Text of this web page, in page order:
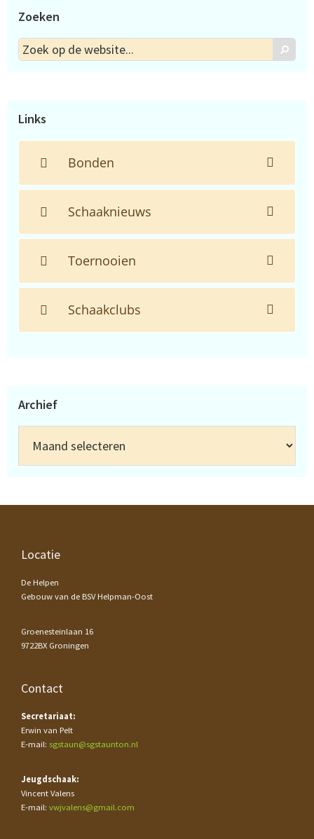
Zoeken
Zoek
op
Zoek
Links
Bonden
Schaaknieuws
Toernooien
Schaakclubs
Archief
Footer
Locatie
De Helpen
Gebouw van de BSV Helpman-Oost
Groenesteinlaan 16
9722BX Groningen
Contact
Secretariaat:
Erwin van Pelt
E-mail: sgstaun@sgstaunton.nl
Jeugdschaak:
Vincent Valens
E-mail: vwjvalens@gmail.com